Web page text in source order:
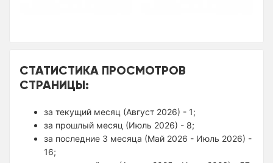
СТАТИСТИКА ПРОСМОТРОВ
СТРАНИЦЫ:
за текущий месяц (Август 2026) - 1;
за прошлый месяц (Июль 2026) - 8;
за последние 3 месяца (Май 2026 - Июль 2026) -
16;